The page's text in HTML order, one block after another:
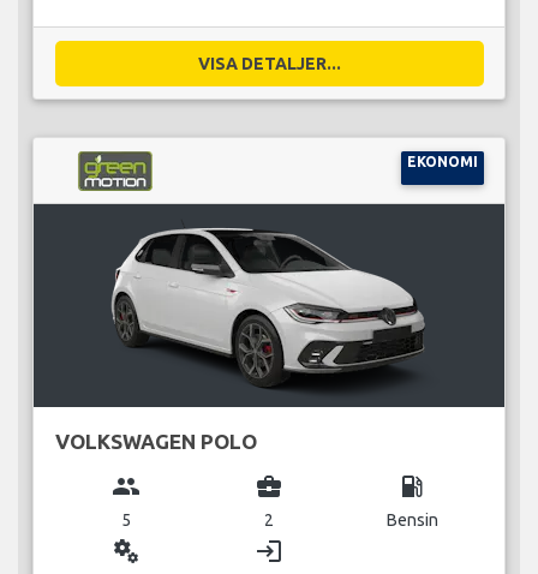
VISA DETALJER...
EKONOMI
VOLKSWAGEN POLO
group
5
business_center
2
local_gas_station
Bensin
miscellaneous_services login